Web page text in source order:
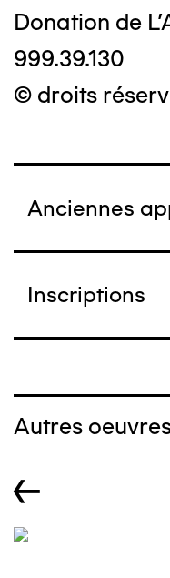
Donation de
999.39.130
© droits
Anciennes
Inscriptions
Autres
←